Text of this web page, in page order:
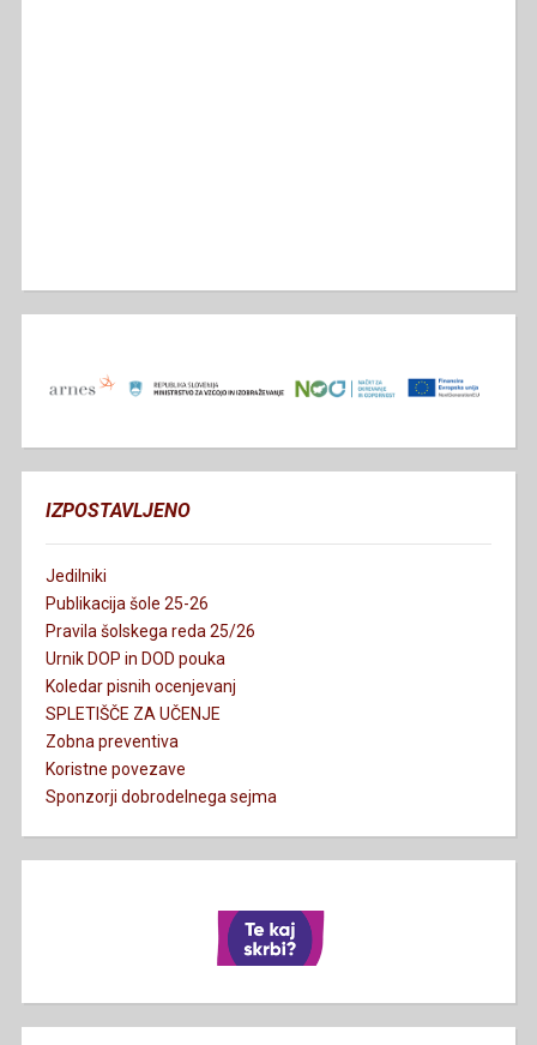
IZPOSTAVLJENO
Jedilniki
Publikacija šole 25-26
Pravila šolskega reda 25/26
Urnik DOP in DOD pouka
Koledar pisnih ocenjevanj
SPLETIŠČE ZA UČENJE
Zobna preventiva
Koristne povezave
Sponzorji dobrodelnega sejma